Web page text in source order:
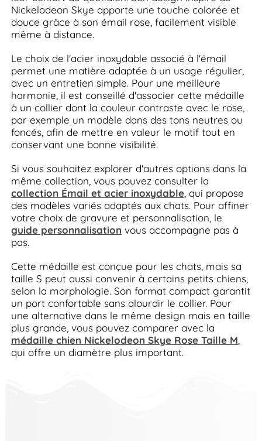
Nickelodeon Skye apporte une touche colorée et
douce grâce à son émail rose, facilement visible
même à distance.
Le choix de l'acier inoxydable associé à l'émail
permet une matière adaptée à un usage régulier,
avec un entretien simple. Pour une meilleure
harmonie, il est conseillé d'associer cette médaille
à un collier dont la couleur contraste avec le rose,
par exemple un modèle dans des tons neutres ou
foncés, afin de mettre en valeur le motif tout en
conservant une bonne visibilité.
Si vous souhaitez explorer d'autres options dans la
même collection, vous pouvez consulter la
collection Émail et acier inoxydable, qui propose
des modèles variés adaptés aux chats. Pour affiner
votre choix de gravure et personnalisation, le
guide personnalisation vous accompagne pas à
pas.
Cette médaille est conçue pour les chats, mais sa
taille S peut aussi convenir à certains petits chiens,
selon la morphologie. Son format compact garantit
un port confortable sans alourdir le collier. Pour
une alternative dans le même design mais en taille
plus grande, vous pouvez comparer avec la
médaille chien Nickelodeon Skye Rose Taille M,
qui offre un diamètre plus important.